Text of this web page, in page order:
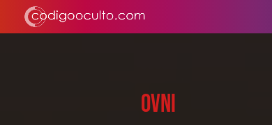
OVNI